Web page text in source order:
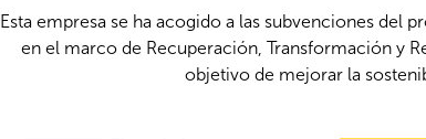
Esta empresa se ha acogido a las subvenciones del
en el marco de Recuperación, Transformación y
objetivo de mejorar la